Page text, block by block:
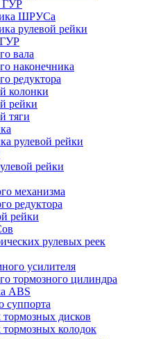
ГУР
ШРУСа
рулевой рейки
вала
наконечника
редуктора
колонки
рейки
тяги
рулевой рейки
рейки
механизма
редуктора
рейки
рулевых реек
усилителя
тормозного цилиндра
ABS
суппорта
тормозных дисков
тормозных колодок